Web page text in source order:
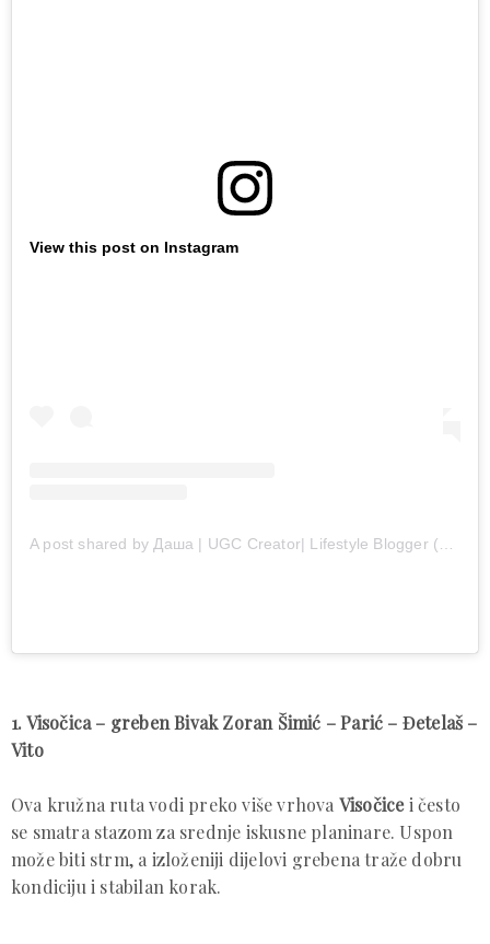
View this post on Instagram
1. Visočica – greben Bivak Zoran Šimić – Parić – Đetelaš –
Vito
Ova kružna ruta vodi preko više vrhova Visočicei često
se smatra stazom za srednje iskusne planinare. Uspon
može biti strm, a izloženiji dijelovi grebena traže dobru
kondiciju i stabilan korak.